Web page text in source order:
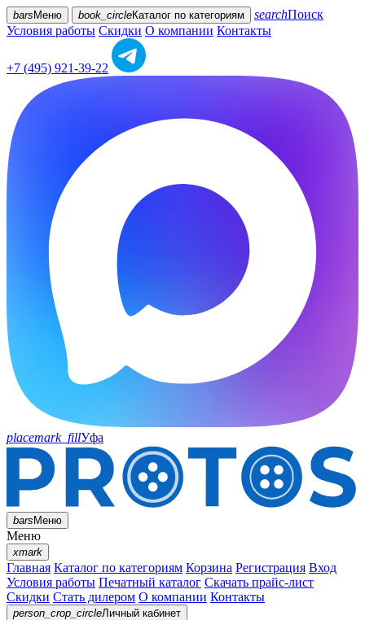
bars Меню book_circleКаталог по категориям searchПоиск
Условия работы Скидки О компании Контакты
+7 (495) 921-39-22
placemark_fillУфа
barsМеню
Меню
xmark
Главная Каталог по категориям Корзина Регистрация Вход
Условия работы Печатный каталог Скачать прайс-лист
Скидки Стать дилером О компании Контакты
person_crop_circleЛичный кабинет